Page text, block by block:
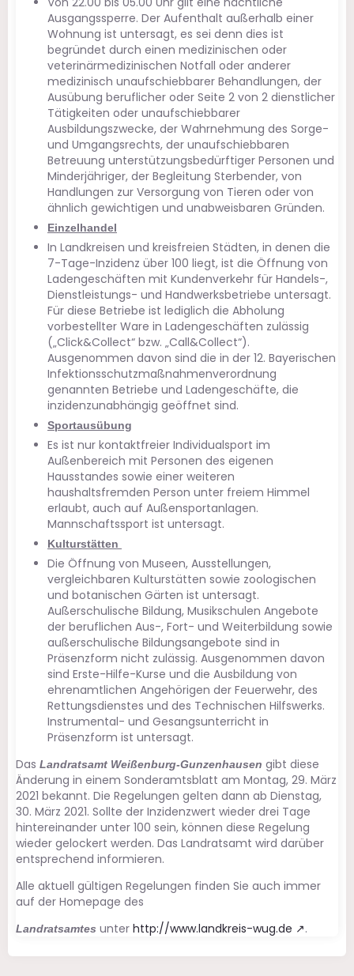
Ausgangssperre. Der Aufenthalt außerhalb einer
Wohnung ist untersagt, es sei denn dies ist
begründet durch einen medizinischen oder
veterinärmedizinischen Notfall oder anderer
medizinisch unaufschiebbarer Behandlungen, der
Ausübung beruflicher oder Seite 2 von 2 dienstlicher
Tätigkeiten oder unaufschiebbarer
Ausbildungszwecke, der Wahrnehmung des Sorge-
und Umgangsrechts, der unaufschiebbaren
Betreuung unterstützungsbedürftiger Personen und
Minderjähriger, der Begleitung Sterbender, von
Handlungen zur Versorgung von Tieren oder von
ähnlich gewichtigen und unabweisbaren Gründen.
Einzelhandel
In Landkreisen und kreisfreien Städten, in denen die
7-Tage-Inzidenz über 100 liegt, ist die Öffnung von
Ladengeschäften mit Kundenverkehr für Handels-,
Dienstleistungs- und Handwerksbetriebe untersagt.
Für diese Betriebe ist lediglich die Abholung
vorbestellter Ware in Ladengeschäften zulässig
(„Click&Collect“ bzw. „Call&Collect“).
Ausgenommen davon sind die in der 12. Bayerischen
Infektionsschutzmaßnahmenverordnung
genannten Betriebe und Ladengeschäfte, die
inzidenzunabhängig geöffnet sind.
Sportausübung
Es ist nur kontaktfreier Individualsport im
Außenbereich mit Personen des eigenen
Hausstandes sowie einer weiteren
haushaltsfremden Person unter freiem Himmel
erlaubt, auch auf Außensportanlagen.
Mannschaftssport ist untersagt.
Kulturstätten
Die Öffnung von Museen, Ausstellungen,
vergleichbaren Kulturstätten sowie zoologischen
und botanischen Gärten ist untersagt.
Außerschulische Bildung, Musikschulen Angebote
der beruflichen Aus-, Fort- und Weiterbildung sowie
außerschulische Bildungsangebote sind in
Präsenzform nicht zulässig. Ausgenommen davon
sind Erste-Hilfe-Kurse und die Ausbildung von
ehrenamtlichen Angehörigen der Feuerwehr, des
Rettungsdienstes und des Technischen Hilfswerks.
Instrumental- und Gesangsunterricht in
Präsenzform ist untersagt.
Das Landratsamt Weißenburg-Gunzenhausen gibt diese
Änderung in einem Sonderamtsblatt am Montag, 29. März
2021 bekannt. Die Regelungen gelten dann ab Dienstag,
30. März 2021. Sollte der Inzidenzwert wieder drei Tage
hintereinander unter 100 sein, können diese Regelung
wieder gelockert werden. Das Landratsamt wird darüber
entsprechend informieren.
Alle aktuell gültigen Regelungen finden Sie auch immer
auf der Homepage des
Landratsamtes unter http://www.landkreis-wug.de .